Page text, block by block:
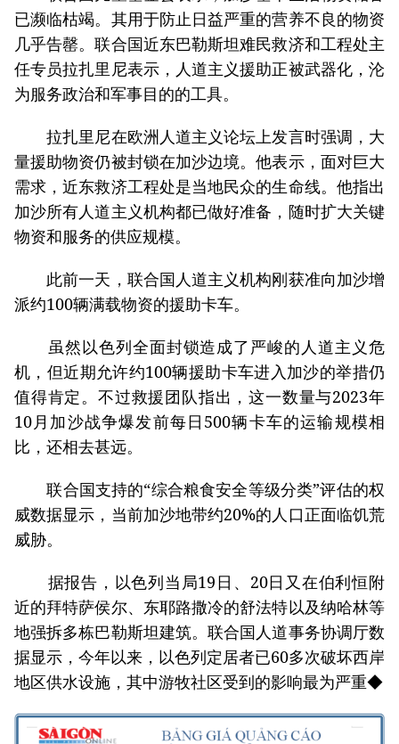
已濒临枯竭。其用于防止日益严重的营养不良的物资
几乎告罄。联合国近东巴勒斯坦难民救济和工程处主
任专员拉扎里尼表示，人道主义援助正被武器化，沦
为服务政治和军事目的的工具。
拉扎里尼在欧洲人道主义论坛上发言时强调，大
量援助物资仍被封锁在加沙边境。他表示，面对巨大
需求，近东救济工程处是当地民众的生命线。他指出
加沙所有人道主义机构都已做好准备，随时扩大关键
物资和服务的供应规模。
此前一天，联合国人道主义机构刚获准向加沙增
派约100辆满载物资的援助卡车。
虽然以色列全面封锁造成了严峻的人道主义危
机，但近期允许约100辆援助卡车进入加沙的举措仍
值得肯定。不过救援团队指出，这一数量与2023年
10月加沙战争爆发前每日500辆卡车的运输规模相
比，还相去甚远。
联合国支持的“综合粮食安全等级分类”评估的权
威数据显示，当前加沙地带约20%的人口正面临饥荒
威胁。
据报告，以色列当局19日、20日又在伯利恒附
近的拜特萨侯尔、东耶路撒冷的舒法特以及纳哈林等
地强拆多栋巴勒斯坦建筑。联合国人道事务协调厅数
据显示，今年以来，以色列定居者已60多次破坏西岸
地区供水设施，其中游牧社区受到的影响最为严重◆